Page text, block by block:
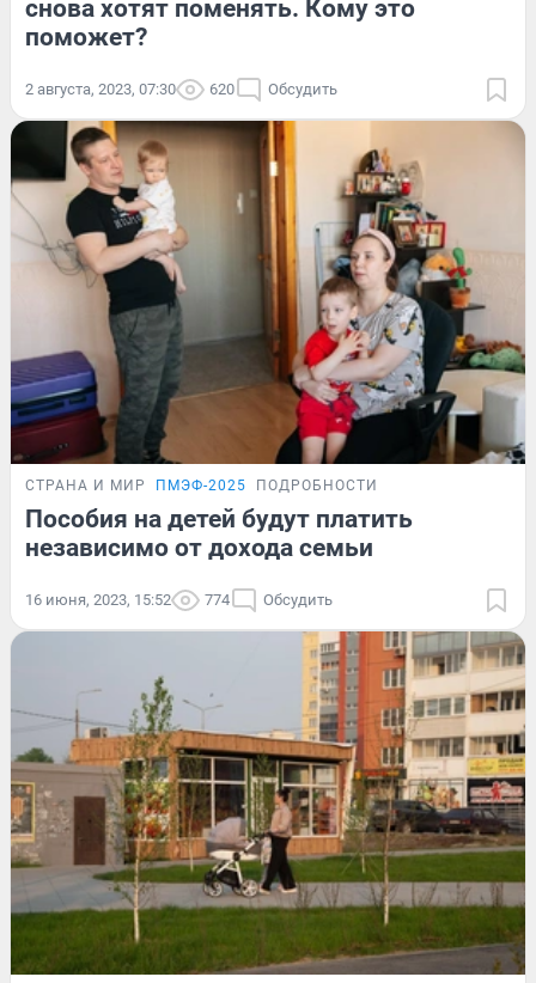
снова хотят поменять. Кому это
поможет?
2 августа, 2023, 07:30 620 Обсудить
СТРАНА И МИР ПМЭФ-2025 ПОДРОБНОСТИ
Пособия на детей будут платить
независимо от дохода семьи
16 июня, 2023, 15:52 774 Обсудить